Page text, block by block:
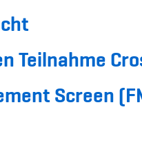
Teilnahme
Screen